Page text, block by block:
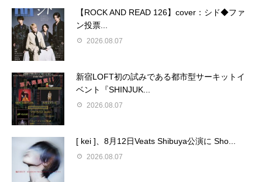
【ROCK AND READ 126】cover：シド◆ファ
ン投票...
2026.08.07
新宿LOFT初の試みである都市型サーキットイ
ベント『SHINJUK...
2026.08.07
[ kei ]、8月12日Veats Shibuya公演に Sho...
2026.08.07